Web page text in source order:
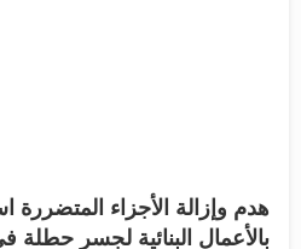
هدم وإزالة الأجزاء المتضررة
بالأعمال البنائية لجسر حطلة